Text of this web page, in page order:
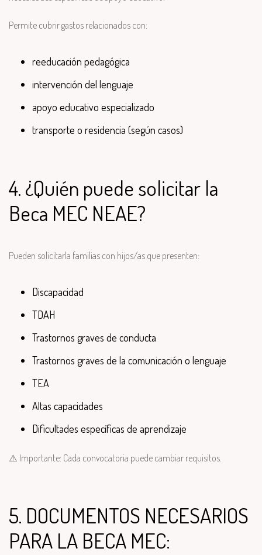
Permite cubrir gastos relacionados con:
reeducación pedagógica
intervención del lenguaje
apoyo educativo especializado
transporte o residencia (según casos)
4. ¿Quién puede solicitar la
Beca MEC NEAE?
Pueden solicitarla familias con hijos/as que presenten:
Discapacidad
TDAH
Trastornos graves de conducta
Trastornos graves de la comunicación o lenguaje
TEA
Altas capacidades
Dificultades específicas de aprendizaje
⚠️ Importante: Cada convocatoria puede cambiar requisitos.
5. DOCUMENTOS NECESARIOS
PARA LA BECA MEC: